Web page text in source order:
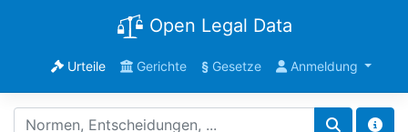
Open Legal Data
Urteile Gerichte §Gesetze Anmeldung